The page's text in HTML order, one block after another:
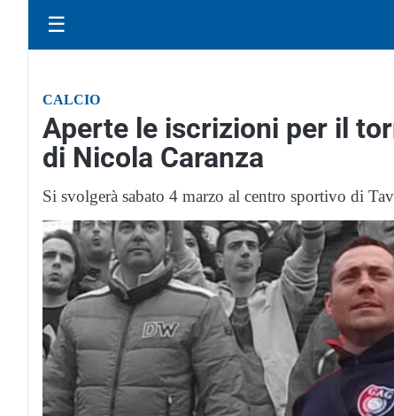
☰
CALCIO
Aperte le iscrizioni per il
di Nicola Caranza
Si svolgerà sabato 4 marzo al centro sportivo di